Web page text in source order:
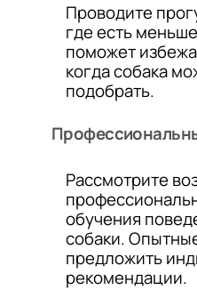
Проводите
где есть
поможет
когда собака
подобрать.
Рассмотрите
обучения
собаки.
предложить
рекомендации.